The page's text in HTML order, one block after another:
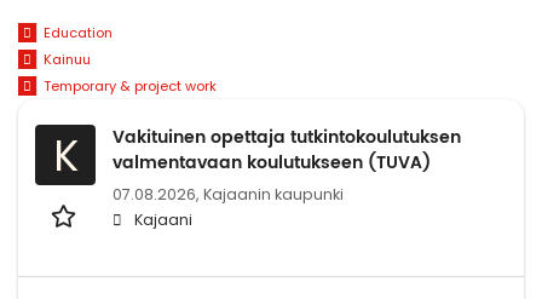
Education
Kainuu
Temporary & project work
K
Vakituinen opettaja tutkintokoulutuksen
valmentavaan koulutukseen (TUVA)
07.08.2026, Kajaanin kaupunki
Kajaani